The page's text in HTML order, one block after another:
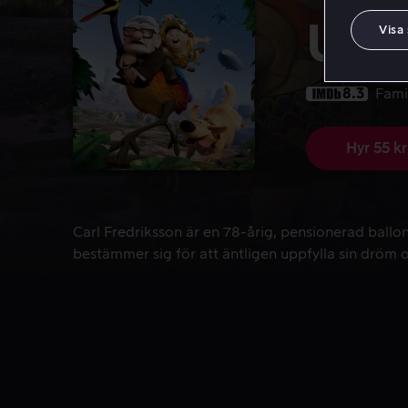
Upp
8.3
Hyr 55 kr
Carl Fredriksson är en 78-årig, pensionerad
Carl Fredriksson är en 78-årig, pensionerad
bestämmer sig för att äntligen uppfylla sin dröm
Visa